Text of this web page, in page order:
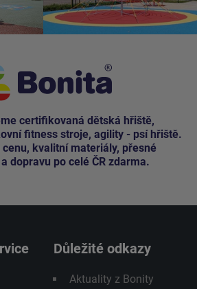
certifikovaná dětská hřiště,
fitness stroje, agility - psí hřiště.
kvalitní materiály, přesné
dopravu po celé ČR zdarma.
Důležité odkazy
Aktuality z Bonity